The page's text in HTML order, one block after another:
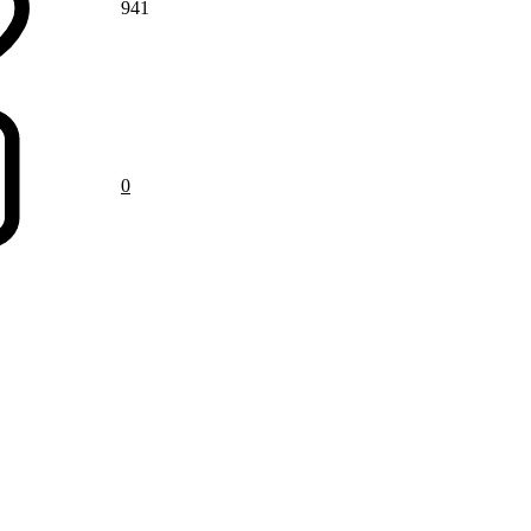
941
0